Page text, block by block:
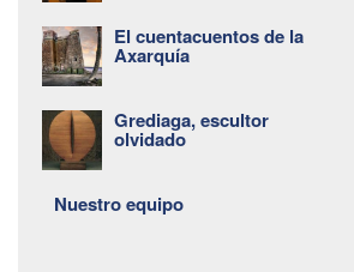
El cuentacuentos de la
Axarquía
Grediaga, escultor
olvidado
Nuestro equipo